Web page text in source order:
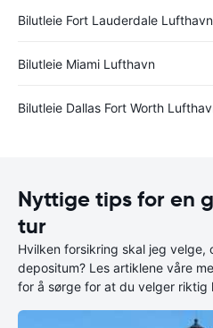
Bilutleie Fort Lauderdale Lufthavn
Bilutleie Miami Lufthavn
Bilutleie Dallas Fort Worth
Nyttige tips for en
tur
Hvilken forsikring skal jeg velge,
depositum? Les artiklene våre
for å sørge for at du velger riktig